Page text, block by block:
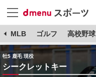
MLB ゴルフ 高校野球
牡5 鹿毛 現役
シークレットキー